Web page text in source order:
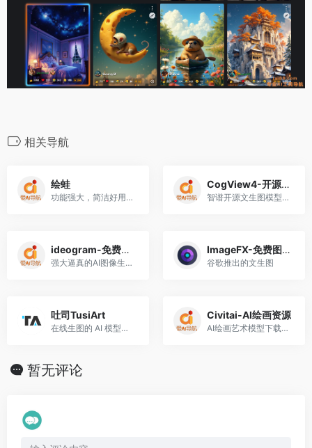
相关导航
绘蛙
功能强大，简洁好用的智能图片、文案创作平台
CogView4-开源AI文生图模型
智谱开源文生图模型支持对汉字生成
ideogram-免费图像生成
强大逼真的AI图像生成工具
ImageFX-免费图像生成
谷歌推出的文生图
吐司TusiArt
在线生图的 AI 模型分享社区
Civitai-AI绘画资源
AI绘画艺术模型下载与分享社区
暂无评论